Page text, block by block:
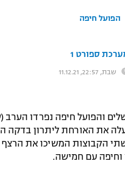
הפועל חיפה
ספורט 1
שבת, 22:57, 11.12.21
הקבוצות המשיכו את הרצף
וחיפה עם חמישה.